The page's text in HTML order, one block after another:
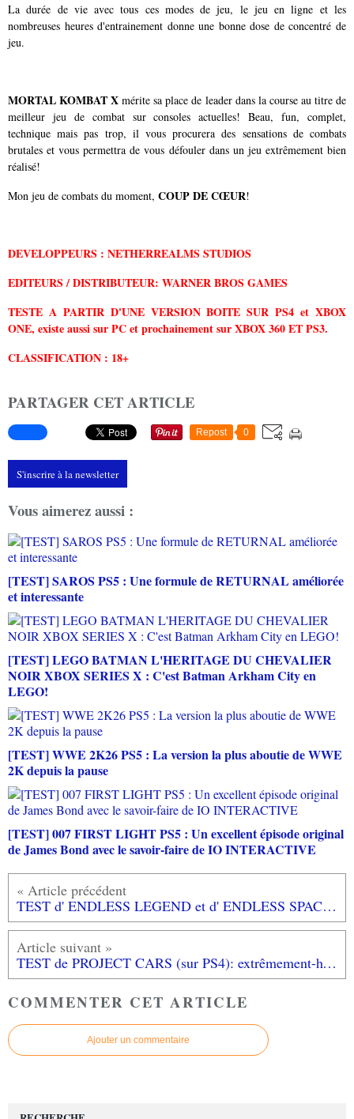
La durée de vie avec tous ces modes de jeu, le jeu en ligne et les
nombreuses heures d'entrainement donne une bonne dose de concentré de
jeu.
MORTAL KOMBAT X mérite sa place de leader dans la course au titre de
meilleur jeu de combat sur consoles actuelles! Beau, fun, complet,
technique mais pas trop, il vous procurera des sensations de combats
brutales et vous permettra de vous défouler dans un jeu extrêmement bien
réalisé!
Mon jeu de combats du moment, COUP DE CŒUR!
DEVELOPPEURS : NETHERREALMS STUDIOS
EDITEURS / DISTRIBUTEUR: WARNER BROS GAMES
TESTE A PARTIR D'UNE VERSION BOITE SUR PS4 et XBOX
ONE, existe aussi sur PC et prochainement sur XBOX 360 ET PS3.
CLASSIFICATION : 18+
PARTAGER CET ARTICLE
Repost 0
S'inscrire à la newsletter
Vous aimerez aussi :
[TEST] SAROS PS5 : Une formule de RETURNAL améliorée
et interessante
[TEST] LEGO BATMAN L'HERITAGE DU CHEVALIER
NOIR XBOX SERIES X : C'est Batman Arkham City en
LEGO!
[TEST] WWE 2K26 PS5 : La version la plus aboutie de WWE
2K depuis la pause
[TEST] 007 FIRST LIGHT PS5 : Un excellent épisode original
de James Bond avec le savoir-faire de IO INTERACTIVE
TEST d' ENDLESS LEGEND et d' ENDLESS SPACE (sur PC): ça c'est du jeu de stratégie en tour par tour made in France!
TEST de PROJECT CARS (sur PS4): extrêmement-hyper-ultra réaliste!
COMMENTER CET ARTICLE
Ajouter un commentaire